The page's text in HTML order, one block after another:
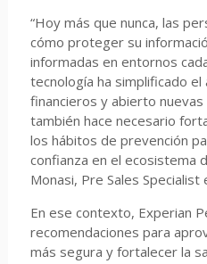
“Hoy más que nunca, las
cómo proteger su
informadas en entornos
tecnología ha simplificado el
financieros y abierto
también hace necesario
los hábitos de prevención
confianza en el ecosistema
Monasi, Pre Sales Specialist
En ese contexto, Experian
recomendaciones para
más segura y fortalecer la